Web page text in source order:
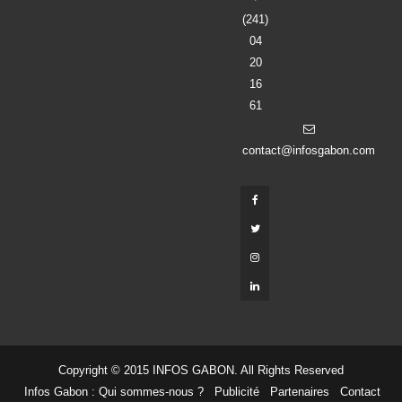
(241)
04
20
16
61
contact@infosgabon.com
Copyright © 2015 INFOS GABON. All Rights Reserved
Infos Gabon : Qui sommes-nous ?
Publicité Partenaires Contact